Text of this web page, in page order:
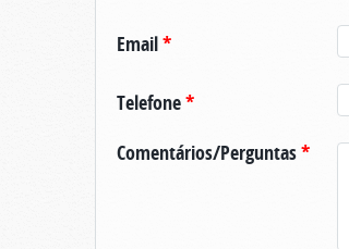
Email*
Telefone*
Comentários/Perguntas*